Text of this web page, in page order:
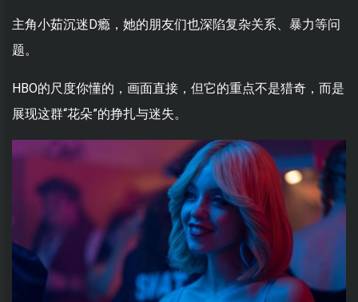
主角小茹沉迷D瘾，她的朋友们也深陷复杂关系、暴力等问
题。
HBO的尺度你懂的，画面直接，但它的重点不是猎奇，而是
展现这群“花朵”的挣扎与迷失。